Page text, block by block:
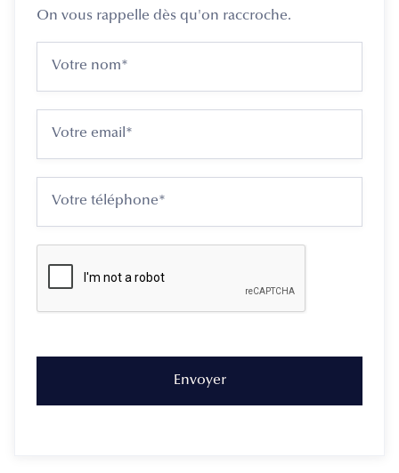
On vous rappelle dès qu'on raccroche.